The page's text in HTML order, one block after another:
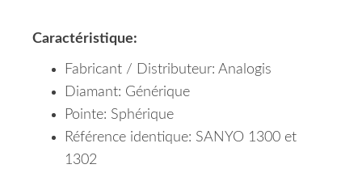
Caractéristique:
Fabricant / Distributeur: Analogis
Diamant: Générique
Pointe: Sphérique
Référence identique: SANYO 1300 et
1302